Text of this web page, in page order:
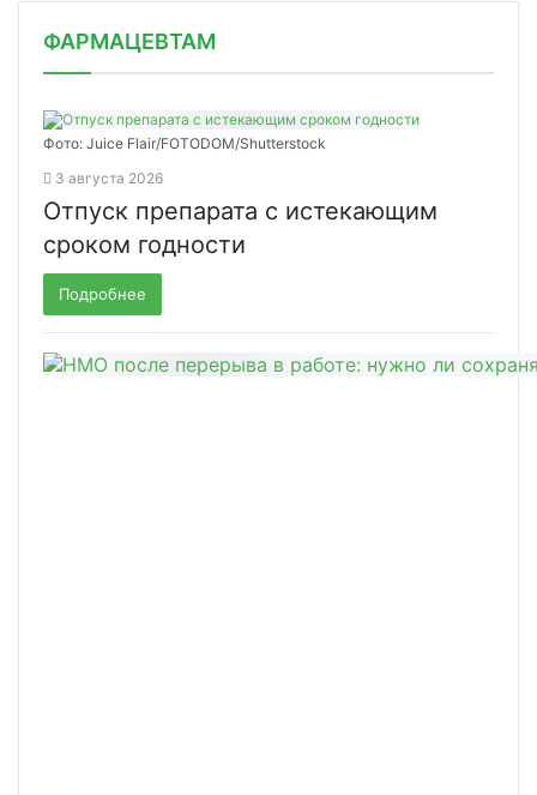
ФАРМАЦЕВТАМ
Фото: Juice Flair/FOTODOM/Shutterstoсk
3 августа 2026
Отпуск препарата с истекающим
сроком годности
Подробнее